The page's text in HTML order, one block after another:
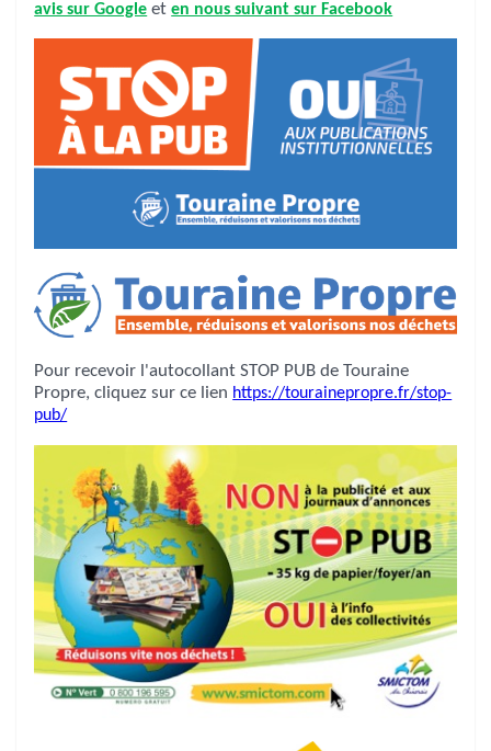
avis sur Google eten nous suivant sur Facebook
Pour recevoir l'autocollant STOP PUB de Touraine
Propre, cliquez sur ce lien https://tourainepropre.fr/stop-
pub/